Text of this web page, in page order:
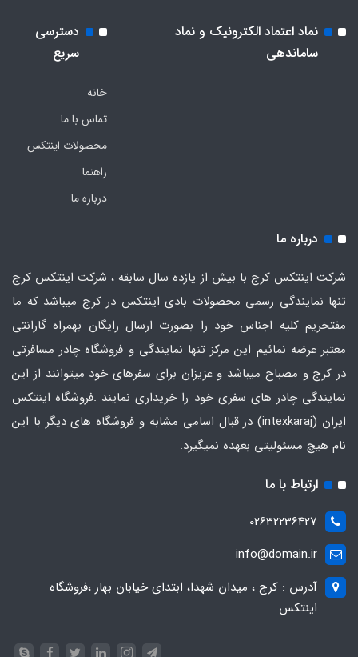
نماد اعتماد الکترونیک و نماد
ساماندهی
دسترسی
سریع
خانه
تماس با ما
محصولات اینتکس
راهنما
درباره ما
درباره ما
شرکت اینتکس کرج با بیش از یازده سال سابقه ، شرکت اینتکس کرج
تنها نمایندگی رسمی محصولات بادی اینتکس در کرج میباشد که ما
مفتخریم کلیه اجناس خود را بصورت ارسال رایگان بهمراه گارانتی
معتبر عرضه نمائیم این مرکز تنها نمایندگی و فروشگاه چادر مسافرتی
در کرج و مصباح میباشد و عزیزان برای سفرهای خود میتوانند از این
نمایندگی چادر های سفری خود را خریداری نمایند .فروشگاه اینتکس
ایران
(intexkaraj) در قبال اسامی مشابه و فروشگاه های دیگر با این
نام هیچ مسئولیتی بعهده نمیگیرد.
ارتباط با ما
02632236427
info@domain.ir
آدرس : کرج ، میدان شهدا، ابتدای خیابان بهار ،فروشگاه
اینتکس